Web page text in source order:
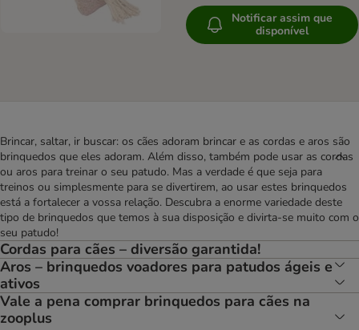
Notificar assim que
disponível
Brincar, saltar, ir buscar: os cães adoram brincar e as cordas e aros são
brinquedos que eles adoram. Além disso, também pode usar as cordas
ou aros para treinar o seu patudo. Mas a verdade é que seja para
treinos ou simplesmente para se divertirem, ao usar estes brinquedos
está a fortalecer a vossa relação. Descubra a enorme variedade deste
tipo de brinquedos que temos à sua disposição e divirta-se muito com o
seu patudo!
Cordas para cães – diversão garantida!
Aros – brinquedos voadores para patudos ágeis e
ativos
Vale a pena comprar brinquedos para cães na
zooplus